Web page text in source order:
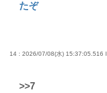
たぞ
14 : 2026/07/08(水) 15:37:05.516
>>7